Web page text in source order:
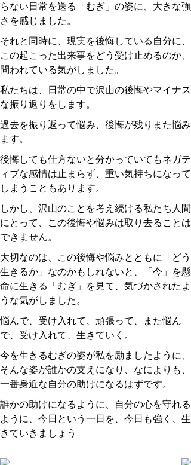
らない日常を送る「むぎ」の姿に、大きな強
さを感じました。
それと同時に、現実を後悔している自分に、
この起こった出来事をどう受け止めるのか、
問われている気がしました。
私たちは、日常の中で沢山の後悔やマイナス
な振り返りをします。
過去を振り返って悩み、後悔が残りまた悩み
ます。
後悔しても仕方ないと分かっていてもネガテ
ィブな感情は止まらず、重い気持ちになって
しまうこともあります。
しかし、沢山のことを考え続ける私たち人間
にとって、この後悔や悩みは取り去ることは
できません。
大切なのは、この後悔や悩みとともに「どう
生きるか」なのかもしれないと、「今」を懸
命に生きる「むぎ」を見て、気づかされたよ
うな気がしました。
悩んで、受け入れて、頑張って、また悩ん
で、受け入れて、生きていく。
今を生きるむぎの姿が私を励ましたように、
そんな姿が誰かの支えになり、なによりも、
一番身近な自分の助けになるはずです。
誰かの助けになるように、自分の心を守れる
ように、今日という一日を、今日も強く、生
きていきましょう